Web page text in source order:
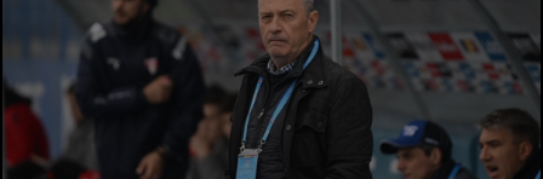
Liga 2
Cupa României
Echipa Națională
U21